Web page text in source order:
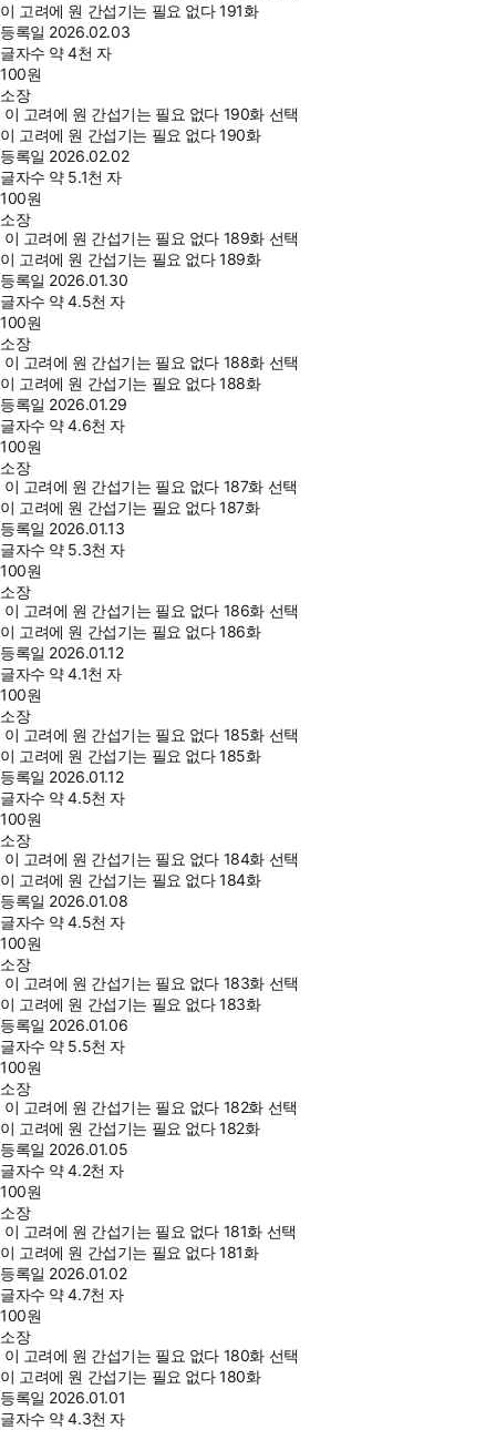
이 고려에 원 간섭기는 필요 없다 191화
등록일 2026.02.03
글자수 약 4천 자
100원
소장
이 고려에 원 간섭기는 필요 없다 190화 선택
이 고려에 원 간섭기는 필요 없다 190화
등록일 2026.02.02
글자수 약 5.1천 자
100원
소장
이 고려에 원 간섭기는 필요 없다 189화 선택
이 고려에 원 간섭기는 필요 없다 189화
등록일 2026.01.30
글자수 약 4.5천 자
100원
소장
이 고려에 원 간섭기는 필요 없다 188화 선택
이 고려에 원 간섭기는 필요 없다 188화
등록일 2026.01.29
글자수 약 4.6천 자
100원
소장
이 고려에 원 간섭기는 필요 없다 187화 선택
이 고려에 원 간섭기는 필요 없다 187화
등록일 2026.01.13
글자수 약 5.3천 자
100원
소장
이 고려에 원 간섭기는 필요 없다 186화 선택
이 고려에 원 간섭기는 필요 없다 186화
등록일 2026.01.12
글자수 약 4.1천 자
100원
소장
이 고려에 원 간섭기는 필요 없다 185화 선택
이 고려에 원 간섭기는 필요 없다 185화
등록일 2026.01.12
글자수 약 4.5천 자
100원
소장
이 고려에 원 간섭기는 필요 없다 184화 선택
이 고려에 원 간섭기는 필요 없다 184화
등록일 2026.01.08
글자수 약 4.5천 자
100원
소장
이 고려에 원 간섭기는 필요 없다 183화 선택
이 고려에 원 간섭기는 필요 없다 183화
등록일 2026.01.06
글자수 약 5.5천 자
100원
소장
이 고려에 원 간섭기는 필요 없다 182화 선택
이 고려에 원 간섭기는 필요 없다 182화
등록일 2026.01.05
글자수 약 4.2천 자
100원
소장
이 고려에 원 간섭기는 필요 없다 181화 선택
이 고려에 원 간섭기는 필요 없다 181화
등록일 2026.01.02
글자수 약 4.7천 자
100원
소장
이 고려에 원 간섭기는 필요 없다 180화 선택
이 고려에 원 간섭기는 필요 없다 180화
등록일 2026.01.01
글자수 약 4.3천 자